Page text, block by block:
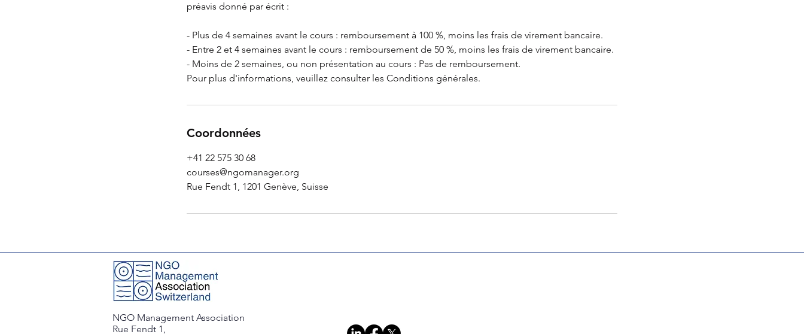
préavis donné par écrit :
- Plus de 4 semaines avant le cours : remboursement à 100 %, moins les frais de virement bancaire.
- Entre 2 et 4 semaines avant le cours : remboursement de 50 %, moins les frais de virement bancaire.
- Moins de 2 semaines, ou non présentation au cours : Pas de remboursement.
Pour plus d'informations, veuillez consulter les Conditions générales.
Coordonnées
+41 22 575 30 68
courses@ngomanager.org
Rue Fendt 1, 1201 Genève, Suisse
NGO Management Association
Rue Fendt 1,